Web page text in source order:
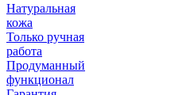
Натуральная
кожа
Только ручная
работа
Продуманный
функционал